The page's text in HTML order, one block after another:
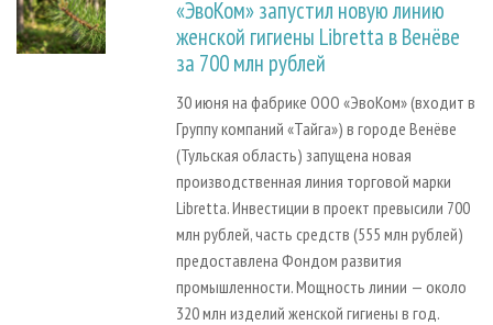
«ЭвоКом» запустил новую линию
женской гигиены Libretta в Венёве
за 700 млн рублей
30 июня на фабрике ООО «ЭвоКом» (входит в
Группу компаний «Тайга») в городе Венёве
(Тульская область) запущена новая
производственная линия торговой марки
Libretta. Инвестиции в проект превысили 700
млн рублей, часть средств (555 млн рублей)
предоставлена Фондом развития
промышленности. Мощность линии — около
320 млн изделий женской гигиены в год.